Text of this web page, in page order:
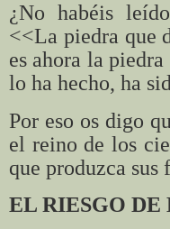
¿No habéis
<<La piedra que
es ahora la
lo ha hecho, ha
Por eso os digo
el reino de los
que produzca
EL RIESGO DE